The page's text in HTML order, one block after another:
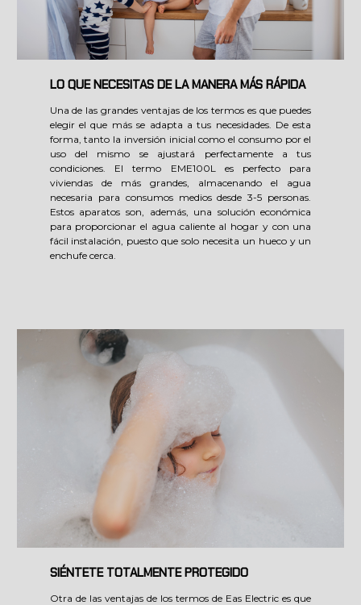
LO QUE NECESITAS DE LA MANERA MÁS RÁPIDA
Una de las grandes ventajas de los termos es que puedes
elegir el que más se adapta a tus necesidades. De esta
forma, tanto la inversión inicial como el consumo por el
uso del mismo se ajustará perfectamente a tus
condiciones. El termo EME100L es perfecto para
viviendas de más grandes, almacenando el agua
necesaria para consumos medios desde 3-5 personas.
Estos aparatos son, además, una solución económica
para proporcionar el agua caliente al hogar y con una
fácil instalación, puesto que solo necesita un hueco y un
enchufe cerca.
SIÉNTETE TOTALMENTE PROTEGIDO
Otra de las ventajas de los termos de Eas Electric es que